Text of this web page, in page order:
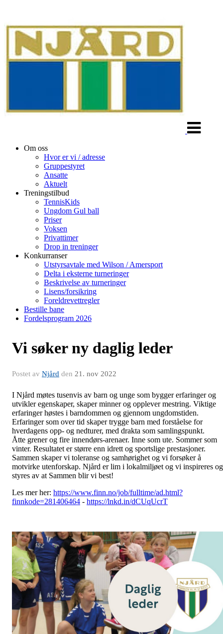
Om oss
Hvor er vi / adresse
Gruppestyret
Ansatte
Aktuelt
Treningstilbud
TennisKids
Ungdom Gul ball
Priser
Voksen
Privattimer
Drop in treninger
Konkurranser
Utstyrsavtale med Wilson / Amersport
Delta i eksterne turneringer
Beskrivelse av turneringer
Lisens/forsikring
Foreldrevettregler
Bestille bane
Fordelsprogram 2026
Vi søker ny daglig leder
Postet av Njård den 21. nov 2022
I Njård møtes tusenvis av barn og unge som bygger erfaringer og
utvikler egenskaper, skaper minner og opplever mestring. Viktige
erfaringer høstes i barndommen og gjennom ungdomstiden.
Erfaringer som over tid skaper trygge barn med forståelse for
hverdagens opp- og nedturer, med drakta som samlingspunkt.
Åtte grener og fire innendørs-arenaer. Inne som ute. Sommer som
vinter. Resultatet er større enn idrett og sportslige prestasjoner.
Sammen skaper vi toleranse og samhørighet og vi forsøker å
motvirke utenforskap. Njård er lim i lokalmiljøet og vi inspireres og
styres av at Sammen blir vi best!
Les mer her: https://www.finn.no/job/fulltime/ad.html?
finnkode=281406464 - https://lnkd.in/dCUqUcrT